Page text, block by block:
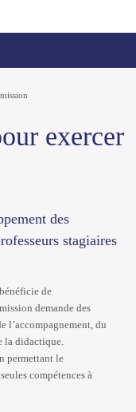
exercer
des
stagiaires
de
demande des
l’accompagnement, du
la didactique.
permettant le
compétences à